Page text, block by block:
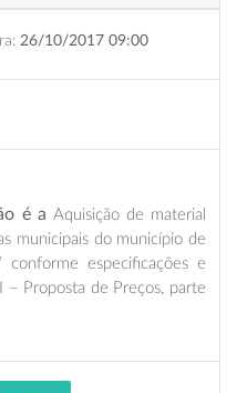
26/10/2017 09:00
é a Aquisição de material
municipais do município de
especificações e
Proposta de Preços, parte